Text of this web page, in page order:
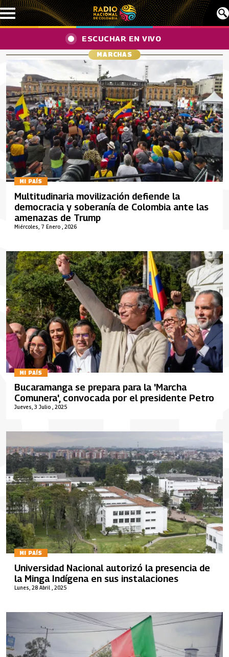
Pasar al contenido principal
ESCUCHAR EN VIVO
MARCHAS
MI PAÍS
Miércoles, 7 Enero , 2026
Multitudinaria movilización defiende la
democracia y soberanía de Colombia ante las
amenazas de Trump
MI PAÍS
Jueves, 3 Julio , 2025
Bucaramanga se prepara para la 'Marcha
Comunera', convocada por el presidente Petro
MI PAÍS
Lunes, 28 Abril , 2025
Universidad Nacional autorizó la presencia de
la Minga Indígena en sus instalaciones